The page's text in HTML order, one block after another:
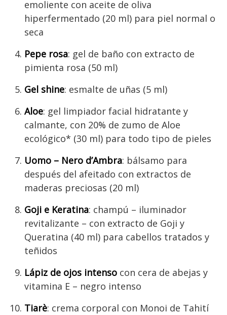
emoliente con aceite de oliva
hiperfermentado (20 ml) para piel normal o
seca
Pepe rosa: gel de baño con extracto de
pimienta rosa (50 ml)
Gel shine: esmalte de uñas (5 ml)
Aloe: gel limpiador facial hidratante y
calmante, con 20% de zumo de Aloe
ecológico* (30 ml) para todo tipo de pieles
Uomo – Nero d’Ambra: bálsamo para
después del afeitado con extractos de
maderas preciosas (20 ml)
Goji e Keratina: champú – iluminador
revitalizante – con extracto de Goji y
Queratina (40 ml) para cabellos tratados y
teñidos
Lápiz de ojos intenso con cera de abejas y
vitamina E – negro intenso
Tiarè: crema corporal con Monoi de Tahití